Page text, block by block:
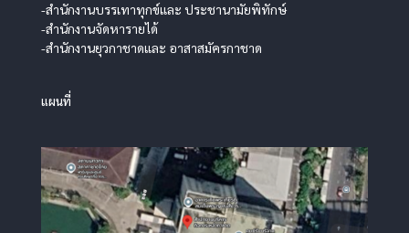
-สำนักงานบรรเทาทุกข์และ ประชานามัยพิทักษ์
-สำนักงานจัดหารายได้
-สำนักงานยุวกาชาดและ อาสาสมัครกาชาด
แผนที่